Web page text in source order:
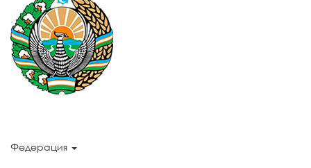
Федерация